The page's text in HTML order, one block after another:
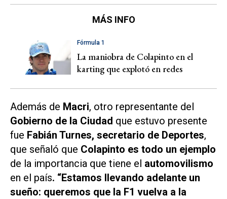
MÁS INFO
Fórmula 1
La maniobra de Colapinto en el
karting que explotó en redes
Además de Macri, otro representante del
Gobierno de la Ciudad que estuvo presente
fue Fabián Turnes, secretario de Deportes,
que señaló que Colapinto es todo un ejemplo
de la importancia que tiene el automovilismo
en el país. “Estamos llevando adelante un
sueño: queremos que la F1 vuelva a la